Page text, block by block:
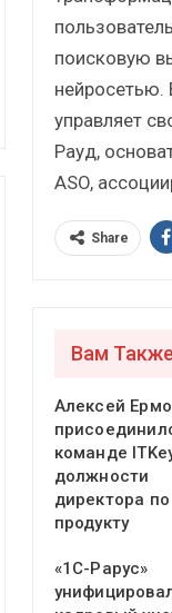
поисковую
нейросетью.
управляет
Рауд,
ASO,
Share
Вам
Алексей
команде
должности
директора по
продукту
«1С-Рарус»